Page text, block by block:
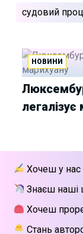
судовий
НОВИНИ
Хочеш у нас
Знаєш наші
Хочеш
Стань